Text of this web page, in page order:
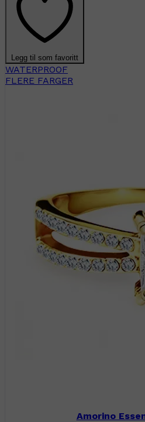
Legg til som favoritt
WATERPROOF
FLERE FARGER
Amorino